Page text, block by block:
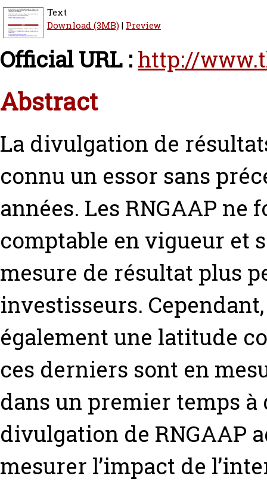
Text
Download (3MB)| Preview
Official URL : http://
Abstract
La divulgation de
connu un essor sans
années. Les RNGAAP ne
comptable en vigueur et
mesure de résultat plus
investisseurs.
également une latitude
ces derniers sont en
dans un premier temps
divulgation de RNGAAP
mesurer l’impact de